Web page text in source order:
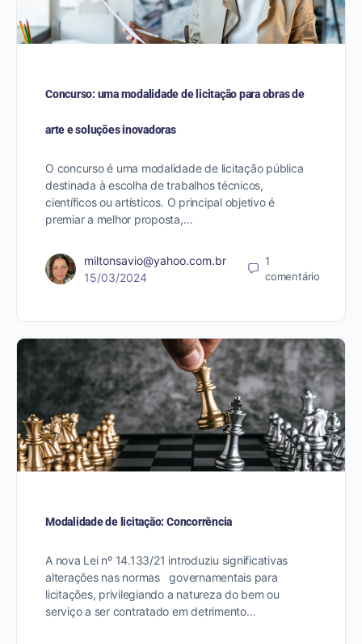
Concurso: uma modalidade de licitação para obras de
arte e soluções inovadoras
O concurso é uma modalidade de licitação pública
destinada à escolha de trabalhos técnicos,
científicos ou artísticos. O principal objetivo é
premiar a melhor proposta,…
miltonsavio@yahoo.com.br
15/03/2024
1
comentário
Modalidade de licitação: Concorrência
A nova Lei nº 14.133/21 introduziu significativas
alterações nas normas governamentais para
licitações, privilegiando a natureza do bem ou
serviço a ser contratado em detrimento…